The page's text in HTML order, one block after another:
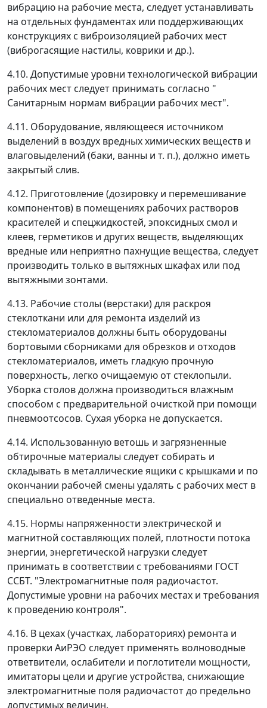
вибрацию на рабочие места, следует устанавливать
на отдельных фундаментах или поддерживающих
конструкциях с виброизоляцией рабочих мест
(виброгасящие настилы, коврики и др.).
4.10. Допустимые уровни технологической вибрации
рабочих мест следует принимать согласно "
Санитарным нормам вибрации рабочих мест".
4.11. Оборудование, являющееся источником
выделений в воздух вредных химических веществ и
влаговыделений (баки, ванны и т. п.), должно иметь
закрытый слив.
4.12. Приготовление (дозировку и перемешивание
компонентов) в помещениях рабочих растворов
красителей и спецжидкостей, эпоксидных смол и
клеев, герметиков и других веществ, выделяющих
вредные или неприятно пахнущие вещества, следует
производить только в вытяжных шкафах или под
вытяжными зонтами.
4.13. Рабочие столы (верстаки) для раскроя
стеклоткани или для ремонта изделий из
стекломатериалов должны быть оборудованы
бортовыми сборниками для обрезков и отходов
стекломатериалов, иметь гладкую прочную
поверхность, легко очищаемую от стеклопыли.
Уборка столов должна производиться влажным
способом с предварительной очисткой при помощи
пневмоотсосов. Сухая уборка не допускается.
4.14. Использованную ветошь и загрязненные
обтирочные материалы следует собирать и
складывать в металлические ящики с крышками и по
окончании рабочей смены удалять с рабочих мест в
специально отведенные места.
4.15. Нормы напряженности электрической и
магнитной составляющих полей, плотности потока
энергии, энергетической нагрузки следует
принимать в соответствии с требованиями ГОСТ
ССБТ. "Электромагнитные поля радиочастот.
Допустимые уровни на рабочих местах и требования
к проведению контроля".
4.16. В цехах (участках, лабораториях) ремонта и
проверки АиРЭО следует применять волноводные
ответвители, ослабители и поглотители мощности,
имитаторы цели и другие устройства, снижающие
электромагнитные поля радиочастот до предельно
допустимых величин.